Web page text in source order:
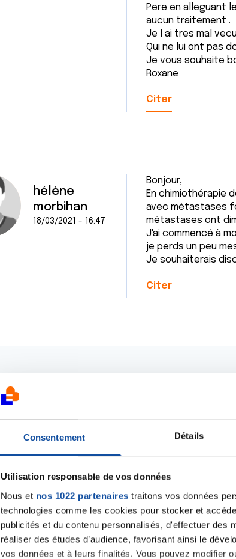
Consentement Détails
Utilisation responsable de vos données
Nous et nos 1022 partenaires traitons vos données
technologies comme les cookies pour stocker et
publicités et du contenu personnalisés, d'effectuer des
réaliser des études d’audience, favorisant ainsi le
vos données et à leurs finalités. Vous pouvez modifier
Pere en alleguant
aucun traitement .
Je l ai tres mal
Qui ne lui ont pas
Je vous souhaite
Roxane
Citer
hélène
morbihan
18/03/2021 - 16:47
Bonjour,
En chimiothérapie
avec métastases
métastases ont
J'ai commencé à
je perds un peu
Je souhaiterais
Citer
Ecrire un